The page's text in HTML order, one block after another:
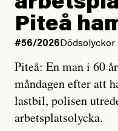
tidning?
Vad är bra journalistik?
Ett försök till korta
för Kuhn och
som chefredaktör ser
roll.
enligt uråldrig metod
och lade min sista
på att laga en gammal
Jag sökte ljuset och
efter det som var rent,
och aldrig såg jag det
när jag ombord på
Piteå
#56/2026
Piteå: En man i 60
måndagen efter att
lastbil, polisen
arbetsplatsolycka.